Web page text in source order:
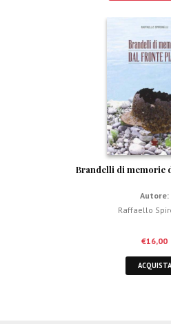
Brandelli di memorie
Autore:
Raffaello
€16,00
ACQUISTA